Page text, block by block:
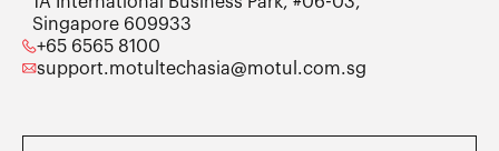
Singapore 609933
+65 6565 8100
support.motultechasia@motul.com.sg